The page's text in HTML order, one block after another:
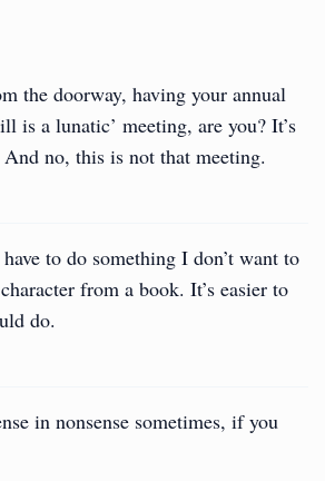
the doorway, having your annual
is a lunatic’ meeting, are you? It’s
no, this is not that meeting.
to do something I don’t want to
from a book. It’s easier to
do.
in nonsense sometimes, if you